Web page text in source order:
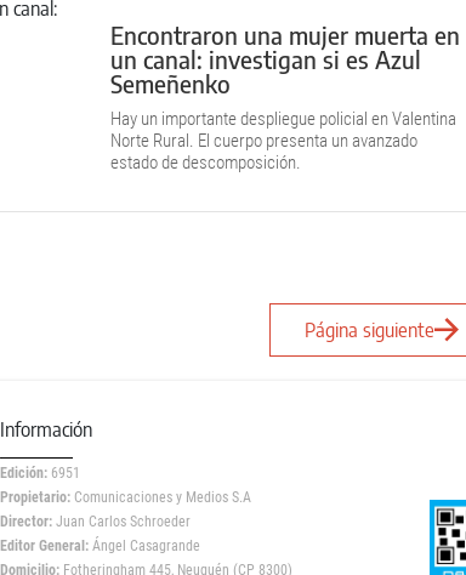
Encontraron una mujer muerta en
un canal: investigan si es Azul
Semeñenko
Hay un importante despliegue policial en Valentina
Norte Rural. El cuerpo presenta un avanzado
estado de descomposición.
Página siguiente
Información
Edición: 6951
Propietario: Comunicaciones y Medios S.A
Director: Juan Carlos Schroeder
Editor General: Ángel Casagrande
Domicilio: Fotheringham 445, Neuquén (CP 8300)